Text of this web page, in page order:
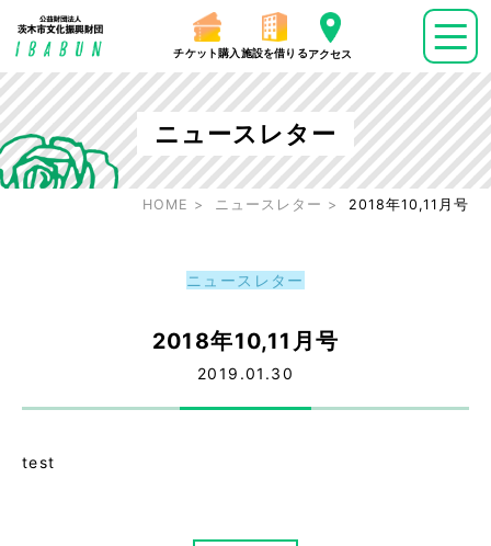
チケット購入 施設を借りるアクセス
ニュースレター
HOME ニュースレター 2018年10,11月号
ニュースレター
2018年10,11月号
2019.01.30
test